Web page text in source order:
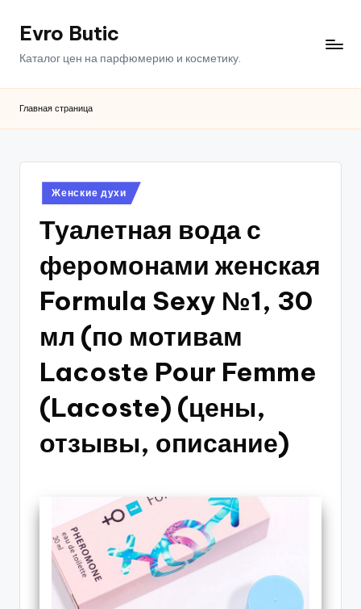
ПерейтиEvro Butic
Каталог цен на парфюмерию и косметику.
Главная страница
Опубликовано
в
Женские духи
Туалетная вода с
феромонами женская
Formula Sexy №1, 30
мл (по мотивам
Lacoste Pour Femme
(Lacoste) (цены,
отзывы, описание)